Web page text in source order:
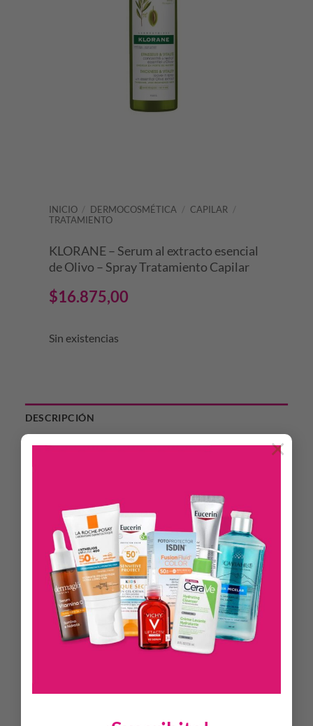
×
INICIO / DERMOCOSMÉTICA / CAPILAR /
TRATAMIENTO
KLORANE – Serum al extracto esencial
de Olivo – Spray Tratamiento Capilar
$16.875,00
Sin existencias
DESCRIPCIÓN
INFORMACIÓN ADICIONAL
el shampoo, el serum sin enjuague revitaliza el cuero
cabelludo e inyecta materia en la fibra capilar. Devuelve al
cabello densidad, vitalidad y grosor y aporta bienestar al
cuero cabelludo.
CABELLO:Cabellos con pérdida de densidad
ACTIVO NATURAL: Extracto esencial de Olivo, cultivado
en las tierras del Peloponeso, en Grecia, bajo el sol del
Mediterráneo.
Productos Relacionados